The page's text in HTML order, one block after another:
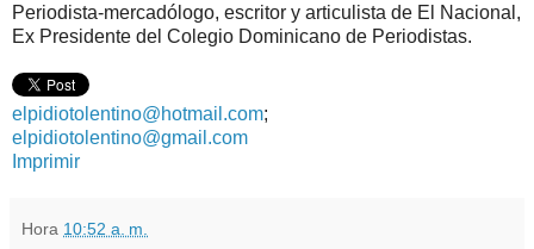
Periodista-mercadólogo, escritor y articulista de El Nacional,
Ex Presidente del Colegio Dominicano de Periodistas.
elpidiotolentino@hotmail.com;
elpidiotolentino@gmail.com
Imprimir
Hora 10:52 a. m.